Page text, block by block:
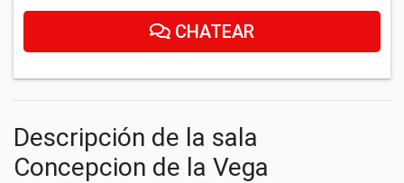
CHATEAR
Descripción de la sala
Concepcion de la Vega